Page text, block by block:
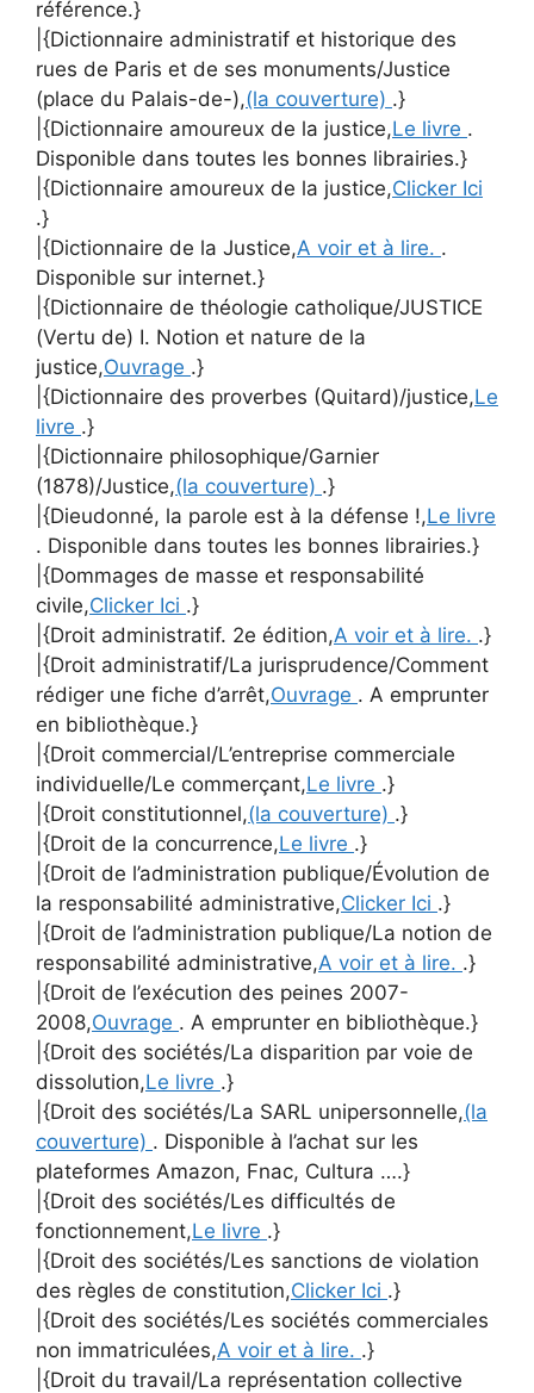
référence.}
|{Dictionnaire administratif et historique des
rues de Paris et de ses monuments/Justice
(place du Palais-de-),(la couverture) .}
|{Dictionnaire amoureux de la justice,Le livre .
Disponible dans toutes les bonnes librairies.}
|{Dictionnaire amoureux de la justice,Clicker Ici
.}
|{Dictionnaire de la Justice,A voir et à lire. .
Disponible sur internet.}
|{Dictionnaire de théologie catholique/JUSTICE
(Vertu de) I. Notion et nature de la
justice,Ouvrage .}
|{Dictionnaire des proverbes (Quitard)/justice,Le
livre .}
|{Dictionnaire philosophique/Garnier
(1878)/Justice,(la couverture) .}
|{Dieudonné, la parole est à la défense !,Le livre
. Disponible dans toutes les bonnes librairies.}
|{Dommages de masse et responsabilité
civile,Clicker Ici .}
|{Droit administratif. 2e édition,A voir et à lire. .}
|{Droit administratif/La jurisprudence/Comment
rédiger une fiche d’arrêt,Ouvrage . A emprunter
en bibliothèque.}
|{Droit commercial/L’entreprise commerciale
individuelle/Le commerçant,Le livre .}
|{Droit constitutionnel,(la couverture) .}
|{Droit de la concurrence,Le livre .}
|{Droit de l’administration publique/Évolution de
la responsabilité administrative,Clicker Ici .}
|{Droit de l’administration publique/La notion de
responsabilité administrative,A voir et à lire. .}
|{Droit de l’exécution des peines 2007-
2008,Ouvrage . A emprunter en bibliothèque.}
|{Droit des sociétés/La disparition par voie de
dissolution,Le livre .}
|{Droit des sociétés/La SARL unipersonnelle,(la
couverture) . Disponible à l’achat sur les
plateformes Amazon, Fnac, Cultura ….}
|{Droit des sociétés/Les difficultés de
fonctionnement,Le livre .}
|{Droit des sociétés/Les sanctions de violation
des règles de constitution,Clicker Ici .}
|{Droit des sociétés/Les sociétés commerciales
non immatriculées,A voir et à lire. .}
|{Droit du travail/La représentation collective